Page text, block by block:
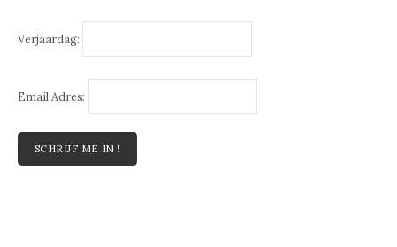
Verjaardag:
Email Adres: